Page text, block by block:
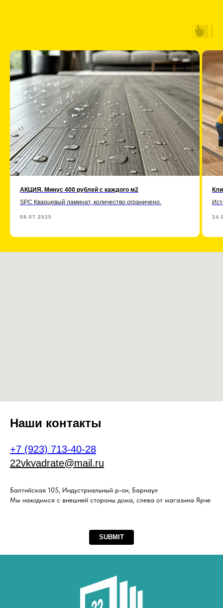
АКЦИЯ. Минус 400 рублей с каждого м2
SPC Кварцевый ламинат, количество ограничено.
08.07.2025
Наши контакты
+7 (923) 713-40-28
22vkvadrate@mail.ru
Балтийская 105, Индустриальный р-он, Барнаул
Мы находимся с внешней стороны дома, слева от магазина Ярче
SUBMIT